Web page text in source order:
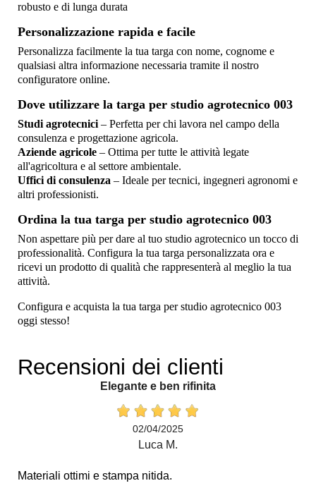
robusto e di lunga durata
Personalizzazione rapida e facile
Personalizza facilmente la tua targa con nome, cognome e
qualsiasi altra informazione necessaria tramite il nostro
configuratore online.
Dove utilizzare la targa per studio agrotecnico 003
Studi agrotecnici – Perfetta per chi lavora nel campo della
consulenza e progettazione agricola.
Aziende agricole – Ottima per tutte le attività legate
all'agricoltura e al settore ambientale.
Uffici di consulenza – Ideale per tecnici, ingegneri agronomi e
altri professionisti.
Ordina la tua targa per studio agrotecnico 003
Non aspettare più per dare al tuo studio agrotecnico un tocco di
professionalità. Configura la tua targa personalizzata ora e
ricevi un prodotto di qualità che rappresenterà al meglio la tua
attività.
Configura e acquista la tua targa per studio agrotecnico 003
oggi stesso!
Recensioni dei clienti
Elegante e ben rifinita
02/04/2025
Luca M.
Materiali ottimi e stampa nitida.